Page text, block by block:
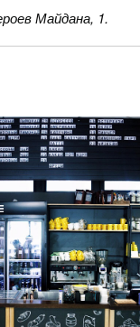
Майдана, 1.